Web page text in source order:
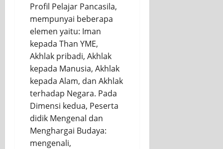
Profil Pelajar Pancasila,
mempunyai beberapa
elemen yaitu: Iman
kepada Than YME,
Akhlak pribadi, Akhlak
kepada Manusia, Akhlak
kepada Alam, dan Akhlak
terhadap Negara. Pada
Dimensi kedua, Peserta
didik Mengenal dan
Menghargai Budaya:
mengenali,